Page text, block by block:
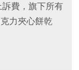
費，旗下所有
力夾心餅乾